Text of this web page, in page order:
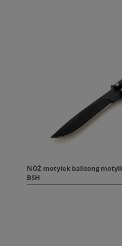
NÓŻ motylek balisong
BSH